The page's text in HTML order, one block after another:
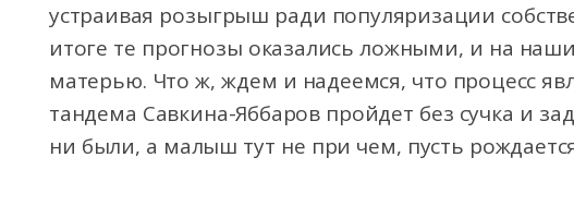
устраивая розыгрыш ради популяризации
итоге те прогнозы оказались ложными, и на
матерью. Что ж, ждем и надеемся, что процесс
тандема Савкина-Яббаров пройдет без сучка и
ни были, а малыш тут не при чем, пусть